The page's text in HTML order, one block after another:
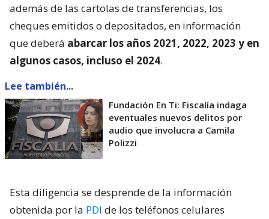
además de las cartolas de transferencias, los
cheques emitidos o depositados, en información
que deberá abarcar los años 2021, 2022, 2023 y en
algunos casos, incluso el 2024.
Lee también...
Fundación En Ti: Fiscalía indaga
eventuales nuevos delitos por
audio que involucra a Camila
Polizzi
Esta diligencia se desprende de la información
obtenida por la PDI de los teléfonos celulares